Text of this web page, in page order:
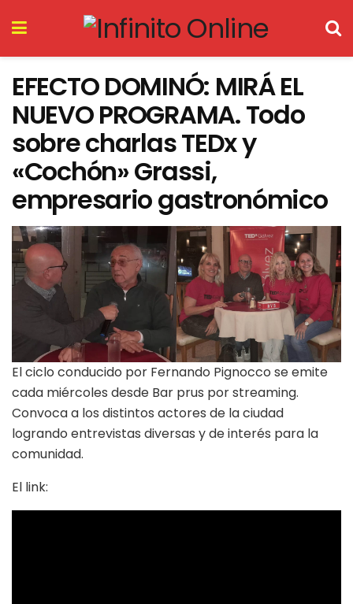
EFECTO DOMINÓ: MIRÁ EL
NUEVO PROGRAMA. Todo
sobre charlas TEDx y
«Cochón» Grassi,
empresario gastronómico
El ciclo conducido por Fernando Pignocco se emite
cada miércoles desde Bar prus por streaming.
Convoca a los distintos actores de la ciudad
logrando entrevistas diversas y de interés para la
comunidad.
El link: